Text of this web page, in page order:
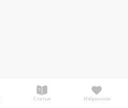
Статьи Избранное